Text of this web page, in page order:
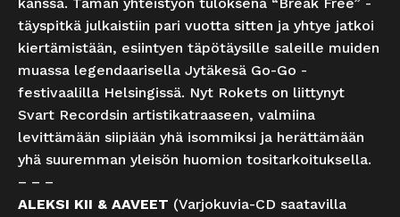
täyspitkä julkaistiin pari vuotta sitten ja yhtye jatkoi
kiertämistään, esiintyen täpötäysille saleille muiden
muassa legendaarisella Jytäkesä Go-Go -
festivaalilla Helsingissä. Nyt Rokets on liittynyt
Svart Recordsin artistikatraaseen, valmiina
levittämään siipiään yhä isommiksi ja herättämään
yhä suuremman yleisön huomion tositarkoituksella.
– – –
ALEKSI KII & AAVEET (Varjokuvia-CD saatavilla